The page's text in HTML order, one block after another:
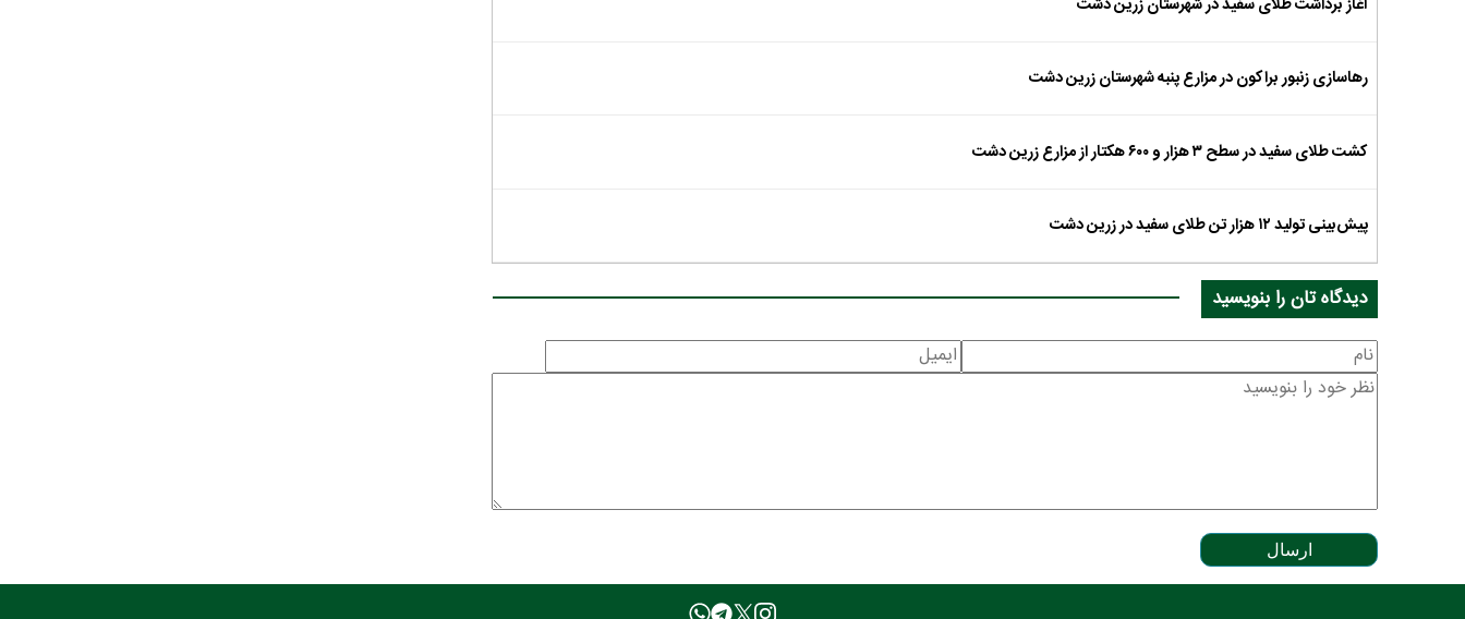
رهاسازی زنبور براکون در مزارع پنبه شهرستان زرین دشت
کشت طلای سفید در سطح ۳ هزار و ۶۰۰ هکتار از مزارع زرین دشت
پیش‌بینی تولید ۱۲ هزار تن طلای سفید در زرین دشت
دیدگاه تان را بنویسید
ارسال